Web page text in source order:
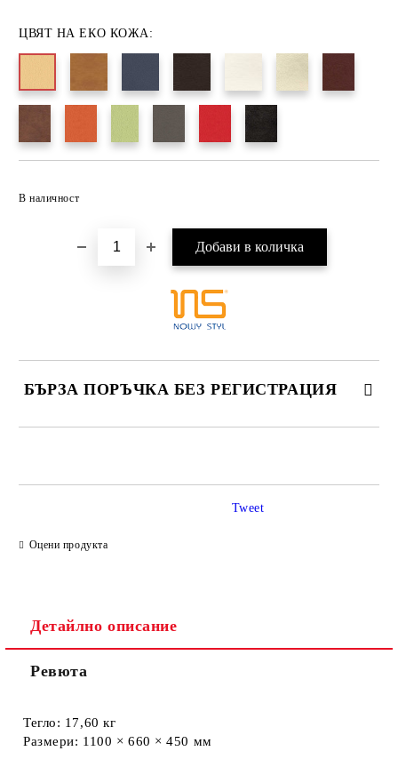
ЦВЯТ НА ЕКО КОЖА:
В наличност
БЪРЗА ПОРЪЧКА БЕЗ РЕГИСТРАЦИЯ
Оцени продукта
Tweet
Детайлно описание
Ревюта
Тегло: 17,60 кг
Размери: 1100 × 660 × 450 мм